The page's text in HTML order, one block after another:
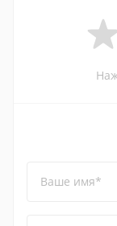
Ваше имя*